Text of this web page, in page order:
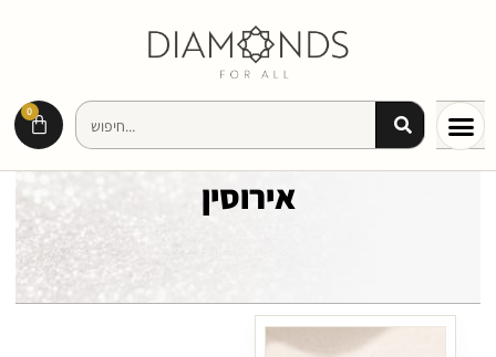
0
אירוסין